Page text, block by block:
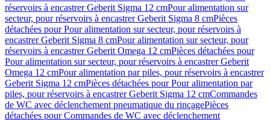
réservoirs à encastrer Geberit Sigma 12 cmPour alimentation sur
secteur, pour réservoirs à encastrer Geberit Sigma 8 cmPièces
détachées pour Pour alimentation sur secteur, pour réservoirs à
encastrer Geberit Sigma 8 cmPour alimentation sur secteur, pour
réservoirs à encastrer Geberit Omega 12 cmPièces détachées pour
Pour alimentation sur secteur, pour réservoirs à encastrer Geberit
Omega 12 cmPour alimentation par piles, pour réservoirs à encastrer
Geberit Sigma 12 cmPièces détachées pour Pour alimentation par
piles, pour réservoirs à encastrer Geberit Sigma 12 cmCommandes
de WC avec déclenchement pneumatique du rinçagePièces
détachées pour Commandes de WC avec déclenchement